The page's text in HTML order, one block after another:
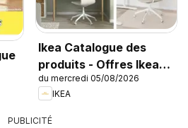
Ikea Catalogue des
produits - Offres Ikea
Family
du mercredi 05/08/2026
IKEA
PUBLICITÉ